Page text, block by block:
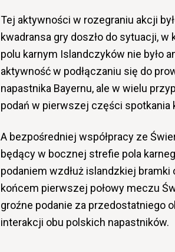
Tej aktywności w rozegraniu akcji
kwadransa gry doszło do sytuacji,
polu karnym Islandczyków nie było
aktywność w podłączaniu się do
napastnika Bayernu, ale w wielu
podań w pierwszej części spotkania
A bezpośredniej współpracy ze
będący w bocznej strefie pola
podaniem wzdłuż islandzkiej
końcem pierwszej połowy meczu
groźne podanie za przedostatniego
interakcji obu polskich napastników.